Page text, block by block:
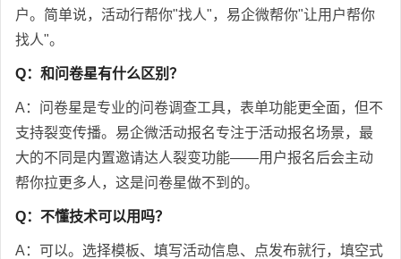
户。简单说，活动行帮你"找人"，易企微帮你"让用户帮你
找人"。
Q：和问卷星有什么区别？
A：问卷星是专业的问卷调查工具，表单功能更全面，但不
支持裂变传播。易企微活动报名专注于活动报名场景，最
大的不同是内置邀请达人裂变功能——用户报名后会主动
帮你拉更多人，这是问卷星做不到的。
Q：不懂技术可以用吗？
A：可以。选择模板、填写活动信息、点发布就行，填空式